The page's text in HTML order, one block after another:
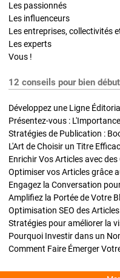
Les passionnés
Les influenceurs
Les entreprises, collectivités
Les experts
Vous !
12 conseils pour bien
Développez une Ligne
Présentez-vous :
L'Art de Choisir un Titre
Optimiser vos Articles grâce
Engagez la Conversation
Amplifiez la Portée de Votre